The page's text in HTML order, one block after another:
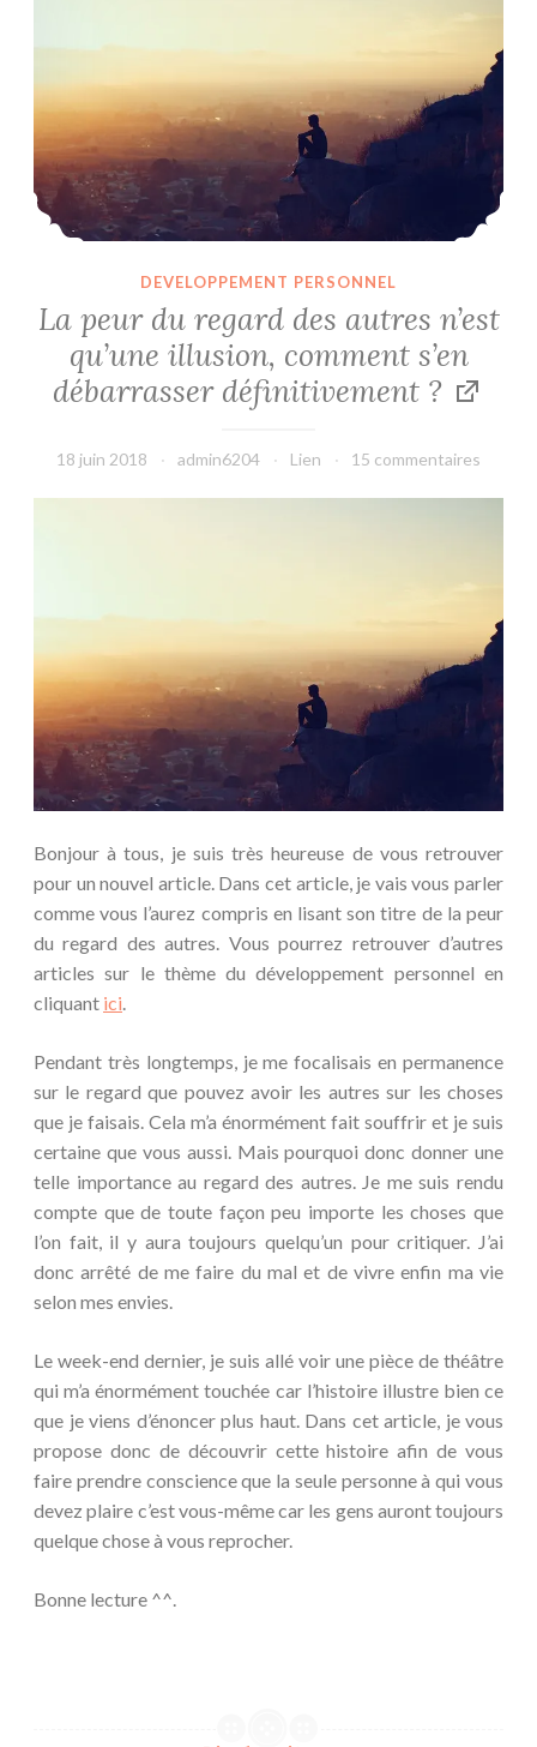
DEVELOPPEMENT PERSONNEL
La peur du regard des autres n’est
qu’une illusion, comment s’en
débarrasser définitivement ?
18 juin 2018 admin6204 Lien 15 commentaires
Bonjour à tous, je suis très heureuse de vous retrouver
pour un nouvel article. Dans cet article, je vais vous parler
comme vous l’aurez compris en lisant son titre de la peur
du regard des autres. Vous pourrez retrouver d’autres
articles sur le thème du développement personnel en
cliquant ici
Pendant très longtemps, je me focalisais en permanence
sur le regard que pouvez avoir les autres sur les choses
que je faisais. Cela m’a énormément fait souffrir et je suis
certaine que vous aussi. Mais pourquoi donc donner une
telle importance au regard des autres. Je me suis rendu
compte que de toute façon peu importe les choses que
l’on fait, il y aura toujours quelqu’un pour critiquer. J’ai
donc arrêté de me faire du mal et de vivre enfin ma vie
selon mes envies.
Le week-end dernier, je suis allé voir une pièce de théâtre
qui m’a énormément touchée car l’histoire illustre bien ce
que je viens d’énoncer plus haut. Dans cet article, je vous
propose donc de découvrir cette histoire afin de vous
faire prendre conscience que la seule personne à qui vous
devez plaire c’est vous-même car les gens auront toujours
quelque chose à vous reprocher.
Bonne lecture ^^.